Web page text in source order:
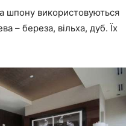
шпону використовуються
– береза, вільха, дуб. Їх